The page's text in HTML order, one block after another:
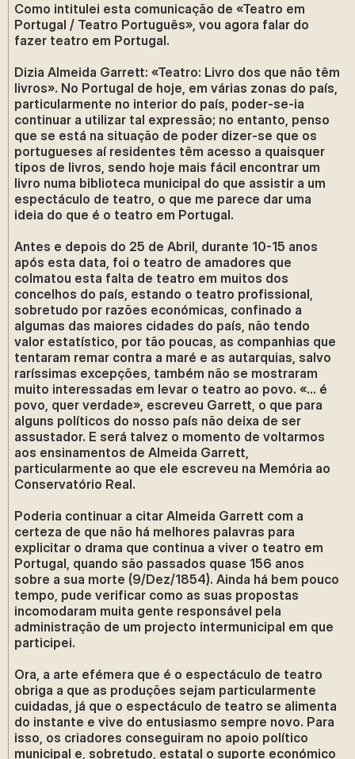
Como intitulei esta comunicação de «Teatro em
Portugal / Teatro Português», vou agora falar do
fazer teatro em Portugal.
Dizia Almeida Garrett: «Teatro: Livro dos que não têm
livros». No Portugal de hoje, em várias zonas do país,
particularmente no interior do país, poder-se-ia
continuar a utilizar tal expressão; no entanto, penso
que se está na situação de poder dizer-se que os
portugueses aí residentes têm acesso a quaisquer
tipos de livros, sendo hoje mais fácil encontrar um
livro numa biblioteca municipal do que assistir a um
espectáculo de teatro, o que me parece dar uma
ideia do que é o teatro em Portugal.
Antes e depois do 25 de Abril, durante 10-15 anos
após esta data, foi o teatro de amadores que
colmatou esta falta de teatro em muitos dos
concelhos do país, estando o teatro profissional,
sobretudo por razões económicas, confinado a
algumas das maiores cidades do país, não tendo
valor estatístico, por tão poucas, as companhias que
tentaram remar contra a maré e as autarquias, salvo
raríssimas excepções, também não se mostraram
muito interessadas em levar o teatro ao povo. «… é
povo, quer verdade», escreveu Garrett, o que para
alguns políticos do nosso país não deixa de ser
assustador. E será talvez o momento de voltarmos
aos ensinamentos de Almeida Garrett,
particularmente ao que ele escreveu na Memória ao
Conservatório Real.
Poderia continuar a citar Almeida Garrett com a
certeza de que não há melhores palavras para
explicitar o drama que continua a viver o teatro em
Portugal, quando são passados quase 156 anos
sobre a sua morte (9/Dez/1854). Ainda há bem pouco
tempo, pude verificar como as suas propostas
incomodaram muita gente responsável pela
administração de um projecto intermunicipal em que
participei.
Ora, a arte efémera que é o espectáculo de teatro
obriga a que as produções sejam particularmente
cuidadas, já que o espectáculo de teatro se alimenta
do instante e vive do entusiasmo sempre novo. Para
isso, os criadores conseguiram no apoio político
municipal e, sobretudo, estatal o suporte económico